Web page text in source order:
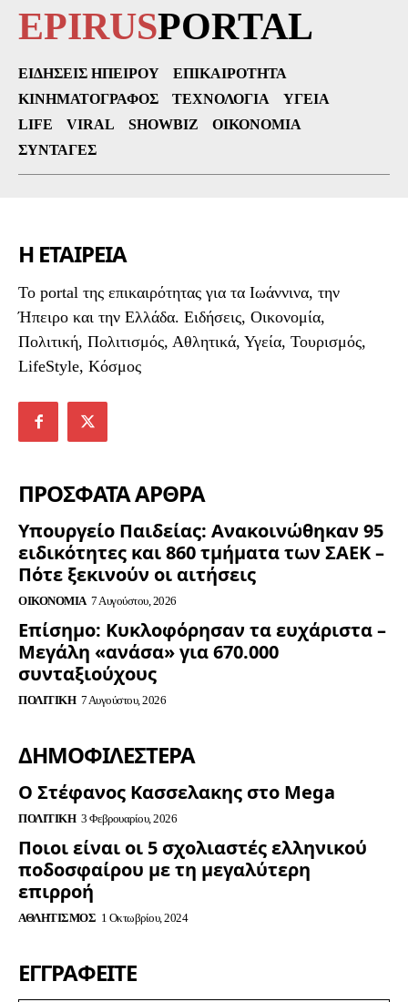
EPIRUSPORTAL
ΕΙΔΉΣΕΙΣ ΗΠΕΊΡΟΥ
ΕΠΙΚΑΙΡΌΤΗΤΑ
ΚΙΝΗΜΑΤΟΓΡΆΦΟΣ
ΤΕΧΝΟΛΟΓΊΑ
ΥΓΕΊΑ
LIFE
VIRAL SHOWBIZ
ΟΙΚΟΝΟΜΊΑ
ΣΥΝΤΑΓΈΣ
Η ΕΤΑΙΡΕΙΑ
To portal της επικαιρότητας για τα Ιωάννινα, την
Ήπειρο και την Ελλάδα. Ειδήσεις, Οικονομία,
Πολιτική, Πολιτισμός, Αθλητικά, Υγεία, Τουρισμός,
LifeStyle, Κόσμος
ΠΡΟΣΦΑΤΑ ΑΡΘΡΑ
Υπουργείο Παιδείας: Ανακοινώθηκαν 95
ειδικότητες και 860 τμήματα των ΣΑΕΚ –
Πότε ξεκινούν οι αιτήσεις
ΟΙΚΟΝΟΜΊΑ 7 Αυγούστου, 2026
Επίσημο: Κυκλοφόρησαν τα ευχάριστα –
Μεγάλη «ανάσα» για 670.000
συνταξιούχους
ΠΟΛΙΤΙΚΉ 7 Αυγούστου, 2026
ΔΗΜΟΦΙΛΈΣΤΕΡΑ
Ο Στέφανος Κασσελακης στο Mega
ΠΟΛΙΤΙΚΉ 3 Φεβρουαρίου, 2026
Ποιοι είναι οι 5 σχολιαστές ελληνικού
ποδοσφαίρου με τη μεγαλύτερη
επιρροή
ΑΘΛΗΤΙΣΜΌΣ 1 Οκτωβρίου, 2024
ΕΓΓΡΑΦΕΊΤΕ